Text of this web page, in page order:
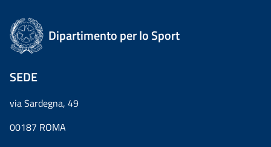
Dipartimento per lo Sport
SEDE
via Sardegna, 49
00187 ROMA